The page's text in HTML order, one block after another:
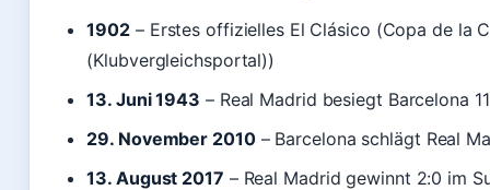
1902 – Erstes offizielles El Clásico (Copa de la
(Klubvergleichsportal))
13. Juni 1943 – Real Madrid besiegt Barcelona
29. November 2010– Barcelona schlägt Real
13. August 2017 – Real Madrid gewinnt 2:0 im